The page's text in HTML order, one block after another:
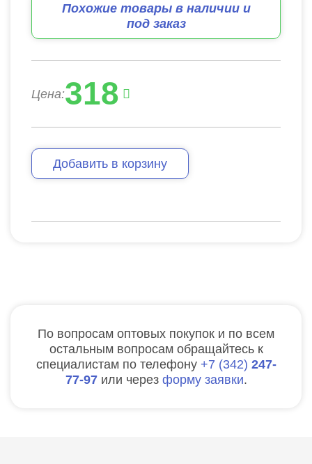
Похожие товары в наличии и
под заказ
Цена:318
Добавить в корзину
По вопросам оптовых покупок и по всем
остальным вопросам обращайтесь к
специалистам по телефону
7 342 247-
77-97 или через форму заявки.